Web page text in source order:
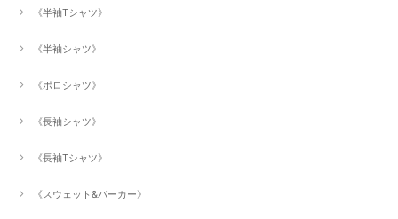
《半袖Tシャツ》
《半袖シャツ》
《ポロシャツ》
《長袖シャツ》
《長袖Tシャツ》
《スウェット&パーカー》